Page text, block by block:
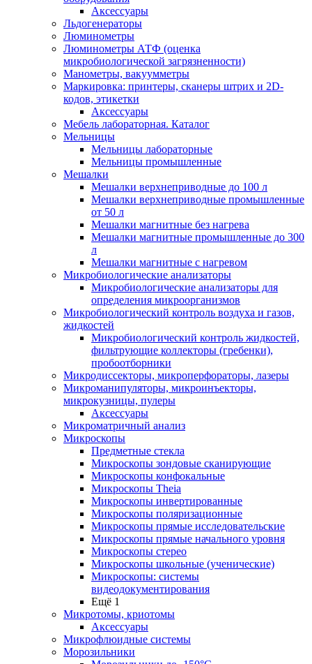
Аксессуары
Льдогенераторы
Люминометры
Люминометры АТФ (оценка
микробиологической загрязненности)
Манометры, вакуумметры
Маркировка: принтеры, сканеры штрих и 2D-
кодов, этикетки
Аксессуары
Мебель лабораторная. Каталог
Мельницы
Мельницы лабораторные
Мельницы промышленные
Мешалки
Мешалки верхнеприводные до 100 л
Мешалки верхнеприводные промышленные
от 50 л
Мешалки магнитные без нагрева
Мешалки магнитные промышленные до 300
л
Мешалки магнитные с нагревом
Микробиологические анализаторы
Микробиологические анализаторы для
определения микроорганизмов
Микробиологический контроль воздуха и газов,
жидкостей
Микробиологический контроль жидкостей,
фильтрующие коллекторы (гребенки),
пробоотборники
Микродиссекторы, микроперфораторы, лазеры
Микроманипуляторы, микроинъекторы,
микрокузницы, пулеры
Аксессуары
Микроматричный анализ
Микроскопы
Предметные стекла
Микроскопы зондовые сканирующие
Микроскопы конфокальные
Микроскопы Theia
Микроскопы инвертированные
Микроскопы поляризационные
Микроскопы прямые исследовательские
Микроскопы прямые начального уровня
Микроскопы стерео
Микроскопы школьные (ученические)
Микроскопы: системы
видеодокументирования
Ещё 1
Микротомы, криотомы
Аксессуары
Микрофлюидные системы
Морозильники